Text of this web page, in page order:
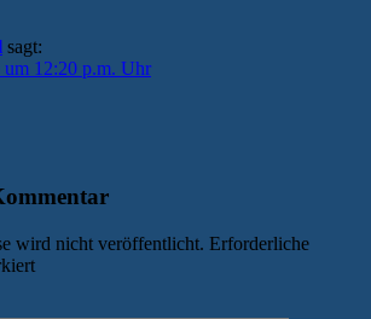
sagt:
12:20 p.m. Uhr
wird nicht veröffentlicht. Erforderliche